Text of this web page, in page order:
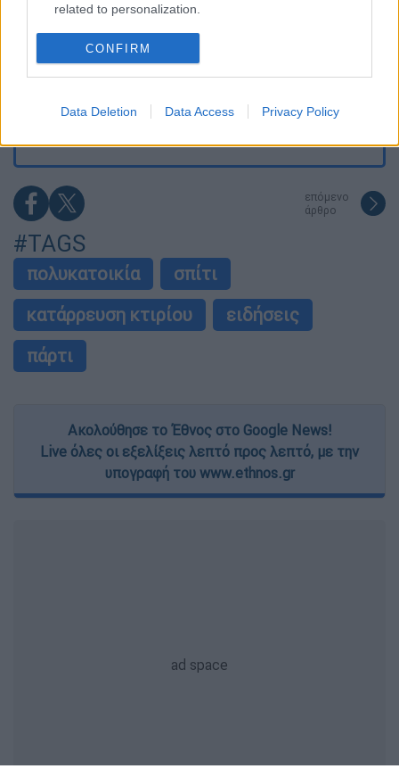
related to personalization.
I want to allow Google to enable storage
related to security, including authentication
CONFIRM
Data Deletion Data Access Privacy Policy
Πέθανε σε ηλικία 87 ετών ο σπουδαίος
συγγραφέας και φιλόσοφος, Στέλιος
Ράμφος
μέτωπο - Η στιγμή του απεγκλωβισμού
ηλικιωμένης
επόμενο
άρθρο
#TAGS
πολυκατοικία
σπίτι
κατάρρευση κτιρίου
ειδήσεις
πάρτι
Ακολούθησε το Έθνος στο Google News!
Live όλες οι εξελίξεις λεπτό προς λεπτό, με την
υπογραφή του www.ethnos.gr